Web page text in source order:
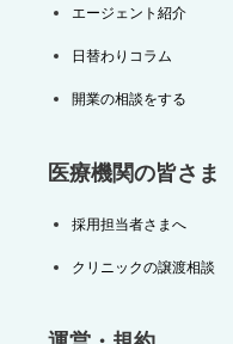
エージェント紹介
日替わりコラム
開業の相談をする
医療機関の皆さま
採用担当者さまへ
クリニックの譲渡相談